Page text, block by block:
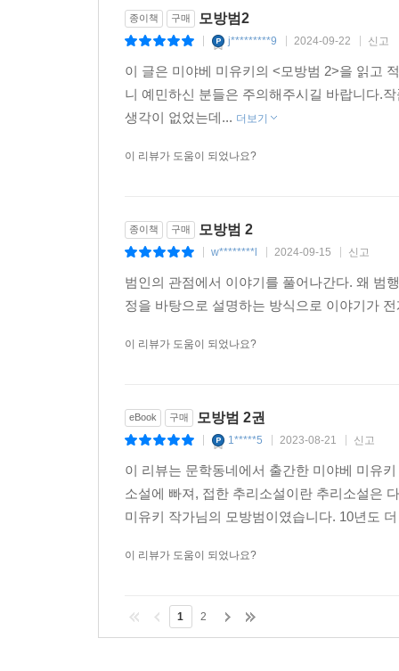
종이책 구매 모방범2
j*********9 2024-09-22 신고
이 글은 미야베 미유키의 <모방범 2>을 읽고
니 예민하신 분들은 주의해주시길 바랍니다.
생각이 없었는데... 더보기
이 리뷰가 도움이 되었나요?
종이책 구매 모방범 2
w********l 2024-09-15 신고
범인의 관점에서 이야기를 풀어나간다. 왜 범
정을 바탕으로 설명하는 방식으로 이야기가
이 리뷰가 도움이 되었나요?
eBook 구매 모방범 2권
1*****5 2023-08-21 신고
이 리뷰는 문학동네에서 출간한 미야베 미유
소설에 빠져, 접한 추리소설이란 추리소설은
미유키 작가님의 모방범이였습니다. 10년도
이 리뷰가 도움이 되었나요?
1 2